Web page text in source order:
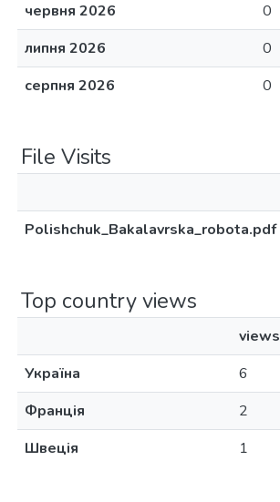
червня 2026
0
липня 2026
0
серпня 2026
0
File Visits
Polishchuk_Bakalavrska_robota.pdf
Top country views
views
Україна
6
Франція
2
Швеція
1